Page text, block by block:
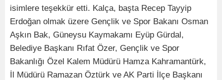
isimlere teşekkür etti. Kalça, başta Recep Tayyip
Erdoğan olmak üzere Gençlik ve Spor Bakanı Osman
Aşkın Bak, Güneysu Kaymakamı Eyüp Gürdal,
Belediye Başkanı Rıfat Özer, Gençlik ve Spor
Bakanlığı Özel Kalem Müdürü Hamza Kahramantürk,
İl Müdürü Ramazan Öztürk ve AK Parti İlçe Başkanı